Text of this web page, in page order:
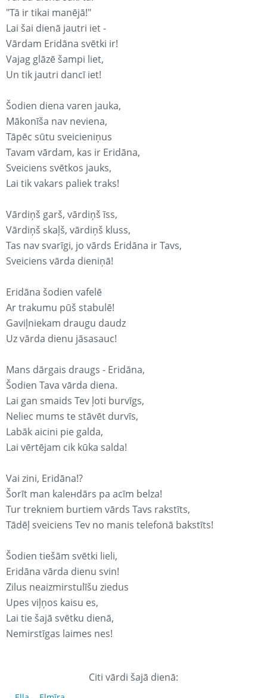
"Tā ir tikai manējā!"
Lai šai dienā jautri iet -
Vārdam Eridāna svētki ir!
Vajag glāzē šampi liet,
Un tik jautri dancī iet!
Šodien diena varen jauka,
Mākonīša nav neviena,
Tāpēc sūtu sveicieniņus
Tavam vārdam, kas ir Eridāna,
Sveiciens svētkos jauks,
Lai tik vakars paliek traks!
Vārdiņš garš, vārdiņš īss,
Vārdiņš skaļš, vārdiņš kluss,
Tas nav svarīgi, jo vārds Eridāna ir Tavs,
Sveiciens vārda dieniņā!
Eridāna šodien vafelē
Ar trakumu pūš stabulē!
Gaviļniekam draugu daudz
Uz vārda dienu jāsasauc!
Mans dārgais draugs - Eridāna,
Šodien Tava vārda diena.
Lai gan smaids Tev ļoti burvīgs,
Neliec mums te stāvēt durvīs,
Labāk aicini pie galda,
Lai vērtējam cik kūka salda!
Vai zini, Eridāna!?
Šorīt man kaleнdārs pa acīm belza!
Tur trekniem burtiem vārds Tavs rakstīts,
Tādēļ sveiciens Tev no manis telefonā bakstīts!
Šodien tiešām svētki lieli,
Eridāna vārda dienu svin!
Zilus neaizmirstulīšu ziedus
Upes viļņos kaisu es,
Lai tie šajā svētku dienā,
Nemirstīgas laimes nes!
Citi vārdi šajā dienā: